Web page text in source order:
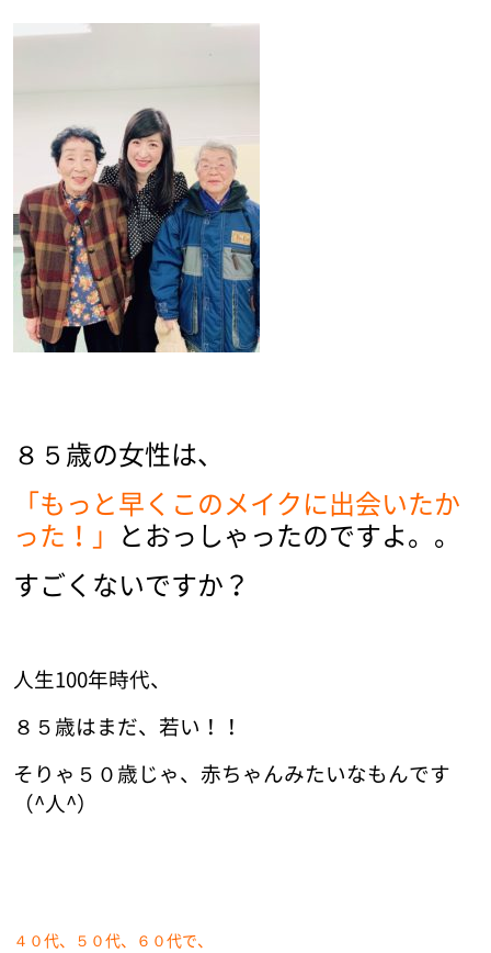
８５歳の女性は、
「もっと早くこのメイクに出会いたか
った！」 とおっしゃったのですよ。。
すごくないですか？
人生100年時代、
８５歳はまだ、若い！！
そりゃ５０歳じゃ、赤ちゃんみたいなもんです
（^人^）
４０代、５０代、６０代で、